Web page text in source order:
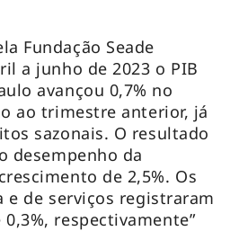
Fundação Seade
a junho de 2023 o PIB
avançou 0,7% no
ao trimestre anterior, já
sazonais. O resultado
desempenho da
de 2,5%. Os
de serviços registraram
respectivamente”